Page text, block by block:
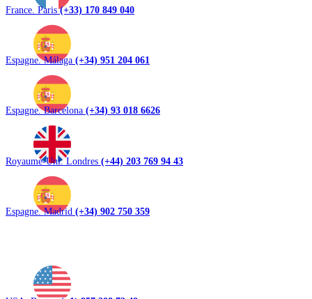
France. Paris(+33) 170 849 040
Espagne. Málaga (+34) 951 204 061
Espagne. Barcelona (+34) 93 018 6626
Royaume-Uni. Londres (+44) 203 769 94 43
Espagne. Madrid (+34) 902 750 359